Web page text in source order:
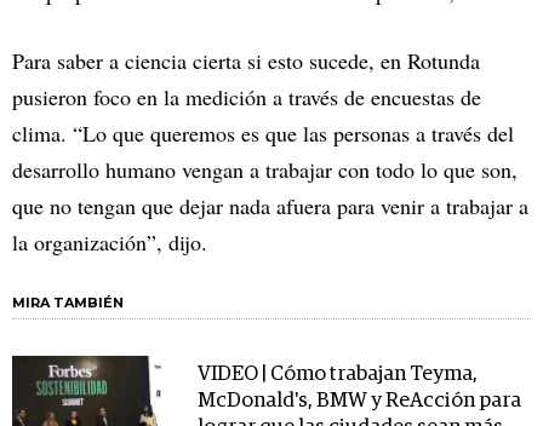
Para saber a ciencia cierta si esto sucede, en Rotunda
pusieron foco en la medición a través de encuestas de
clima. “Lo que queremos es que las personas a través del
desarrollo humano vengan a trabajar con todo lo que son,
que no tengan que dejar nada afuera para venir a trabajar a
la organización”, dijo.
MIRA TAMBIÉN
VIDEO | Cómo trabajan Teyma,
McDonald's, BMW y ReAcción para